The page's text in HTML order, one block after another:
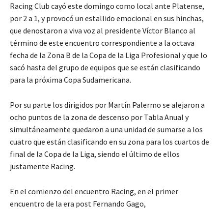
Racing Club cayó este domingo como local ante Platense,
por 2 a 1, y provocó un estallido emocional en sus hinchas,
que denostaron a viva voz al presidente Víctor Blanco al
término de este encuentro correspondiente a la octava
fecha de la Zona B de la Copa de la Liga Profesional y que lo
sacó hasta del grupo de equipos que se están clasificando
para la próxima Copa Sudamericana.
Por su parte los dirigidos por Martín Palermo se alejaron a
ocho puntos de la zona de descenso por Tabla Anual y
simultáneamente quedaron a una unidad de sumarse a los
cuatro que están clasificando en su zona para los cuartos de
final de la Copa de la Liga, siendo el último de ellos
justamente Racing.
En el comienzo del encuentro Racing, en el primer
encuentro de la era post Fernando Gago,